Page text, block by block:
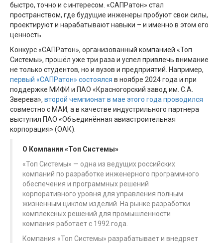
быстро, точно и с интересом. «САПРатон» стал
пространством, где будущие инженеры пробуют свои силы,
проектируют и нарабатывают навыки – и именно в этом его
ценность.
Конкурс «САПРатон», организованный компанией «Топ
Системы», прошёл уже три раза и успел привлечь внимание
не только студентов, но и вузов и предприятий. Например,
первый «САПРатон» состоялся в ноябре 2024 года и при
поддержке МИФИ и ПАО «Красногорский завод им. С.А.
Зверева», второй чемпионат в мае этого года проводился
совместно с МАИ, а в качестве индустрильного партнера
выступил ПАО «Объединённая авиастроительная
корпорация» (ОАК).
О Компании «Топ Системы»
«Топ Системы» — одна из ведущих российских
компаний по разработке инженерного программного
обеспечения и программных решений
корпоративного уровня для управления полным
жизненным циклом изделий. На рынке разработки
комплексных решений для промышленности
компания работает с 1992 года.
Компания «Топ Системы» разрабатывает и внедряет